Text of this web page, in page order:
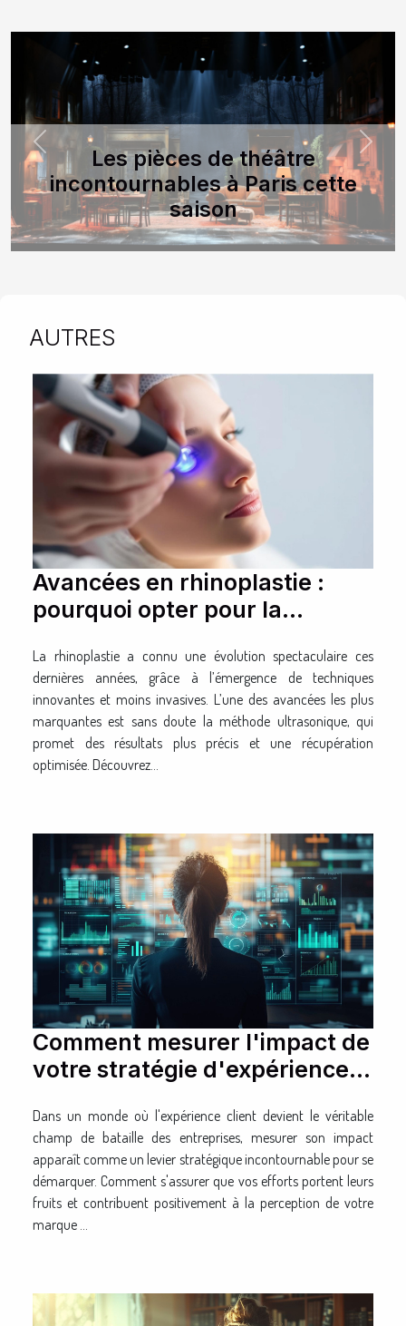
Les pièces de théâtre
incontournables à Paris cette
saison
Previous Next
AUTRES
Avancées en rhinoplastie :
pourquoi opter pour la
La rhinoplastie a connu une évolution spectaculaire ces
dernières années, grâce à l’émergence de techniques
innovantes et moins invasives. L’une des avancées les plus
marquantes est sans doute la méthode ultrasonique, qui
promet des résultats plus précis et une récupération
optimisée. Découvrez...
Comment mesurer l'impact de
votre stratégie d'expérience
Dans un monde où l'expérience client devient le véritable
champ de bataille des entreprises, mesurer son impact
apparaît comme un levier stratégique incontournable pour se
démarquer. Comment s'assurer que vos efforts portent leurs
fruits et contribuent positivement à la perception de votre
marque ...